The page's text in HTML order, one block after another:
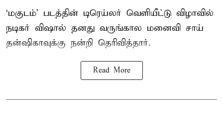
‘மகுடம்’ படத்தின் டிரெய்லர் வெளியீட்டு விழாவில்
நடிகர் விஷால் தனது வருங்கால மனைவி சாய்
தன்ஷிகாவுக்கு நன்றி தெரிவித்தார்.
Read More